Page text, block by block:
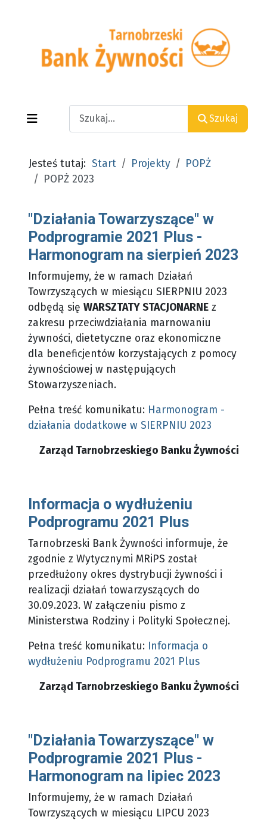
Search
Szukaj
Jesteś tutaj: Start Projekty
POPŻ
POPŻ 2023
"Działania Towarzyszące" w
Podprogramie 2021 Plus -
Harmonogram na sierpień 2023
Informujemy, że w ramach Działań
Towrzyszących w miesiącu SIERPNIU 2023
odbędą się WARSZTATY STACJONARNE z
zakresu przeciwdziałania marnowaniu
żywności, dietetyczne oraz ekonomiczne
dla beneficjentów korzystających z pomocy
żywnościowej w następujących
Stowarzyszeniach.
Pełna treść komunikatu: Harmonogram -
działania dodatkowe w SIERPNIU 2023
Zarząd Tarnobrzeskiego Banku Żywności
Informacja o wydłużeniu
Podprogramu 2021 Plus
Tarnobrzeski Bank Żywności informuje, że
zgodnie z Wytycznymi MRiPS został
przedłużony okres dystrybucji żywności i
realizacji działań towarzyszących do
30.09.2023. W załączeniu pismo z
Ministerstwa Rodziny i Polityki Społecznej.
Pełna treść komunikatu: Informacja o
wydłużeniu Podprogramu 2021 Plus
Zarząd Tarnobrzeskiego Banku Żywności
"Działania Towarzyszące" w
Podprogramie 2021 Plus -
Harmonogram na lipiec 2023
Informujemy, że w ramach Działań
Towrzyszących w miesiącu LIPCU 2023